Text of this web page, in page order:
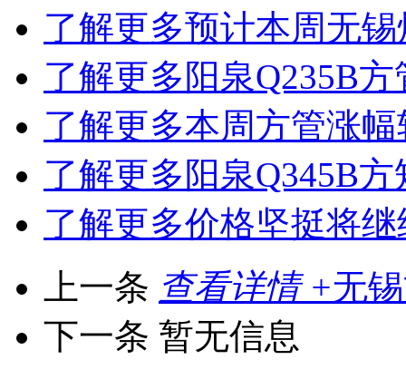
了解更多预计本周无
了解更多 阳泉Q235B
了解更多本周方管涨
了解更多 阳泉Q345B
了解更多价格坚挺将
上一条 查看详情 +无
下一条 暂无信息